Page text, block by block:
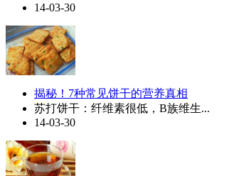
14-03-30
揭秘！7种常见饼干的营养真相
苏打饼干：纤维素很低，B族维生...
14-03-30